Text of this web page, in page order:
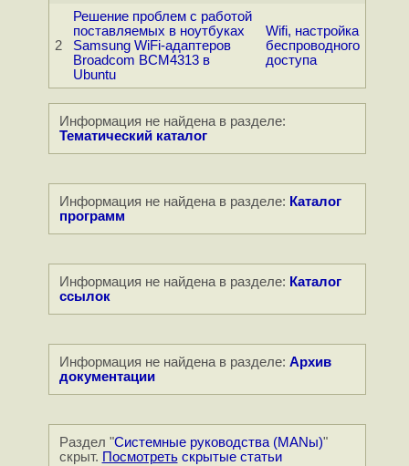
2
Решение проблем с работой
поставляемых в ноутбуках
Samsung WiFi-адаптеров
Broadcom BCM4313 в
Ubuntu
Wifi, настройка
беспроводного
доступа
Информация не найдена в разделе:
Тематический каталог
Информация не найдена в разделе: Каталог
программ
Информация не найдена в разделе: Каталог
ссылок
Информация не найдена в разделе: Архив
документации
Раздел "Системные руководства (MANы)"
скрыт. Посмотретьскрытые статьи